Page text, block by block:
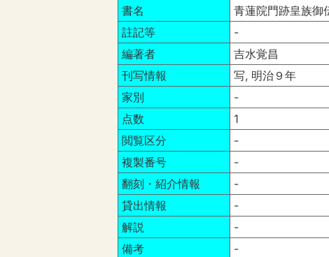
書名
青蓮院門跡皇族御
註記等
-
編著者
吉水覚昌
刊写情報
写, 明治９年
家別
-
点数
1
閲覧区分
-
複製番号
-
翻刻・紹介情報
-
貸出情報
-
解説
-
備考
-